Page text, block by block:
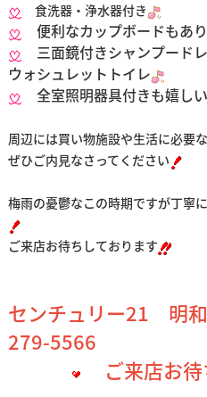
食洗器・浄水器付き
便利なカップボードもあ
三面鏡付きシャンプード
ウォシュレットトイレ
全室照明器具付きも嬉し
周辺には買い物施設や生活に必要
ぜひご内見なさってください
梅雨の憂鬱なこの時期ですが丁寧
ご来店お待ちしております
センチュリー21
279-5566
ご来店お